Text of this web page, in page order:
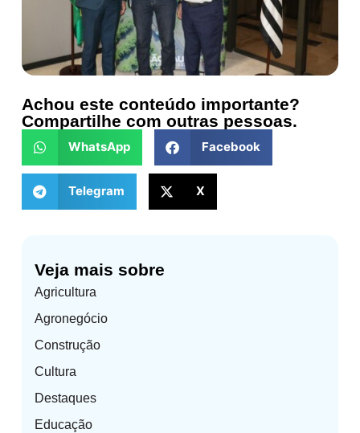
Veja mais sobre
Agricultura
Agronegócio
Construção
Cultura
Destaques
Educação
Achou este conteúdo importante?
Compartilhe com outras pessoas.
WhatsApp Facebook
Telegram X